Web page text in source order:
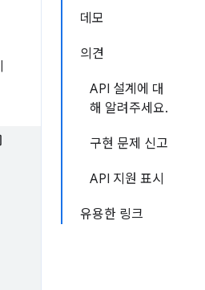
데모
의견
API 설계에 대
해 알려주세요.
구현 문제 신고
API 지원 표시
유용한 링크